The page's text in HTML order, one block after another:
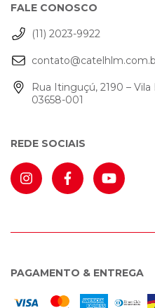
FALE CONOSCO
(11) 2023-9922
Rua Itinguçú, 2190 – Vila
03658-001
REDE SOCIAIS
PAGAMENTO & ENTREGA